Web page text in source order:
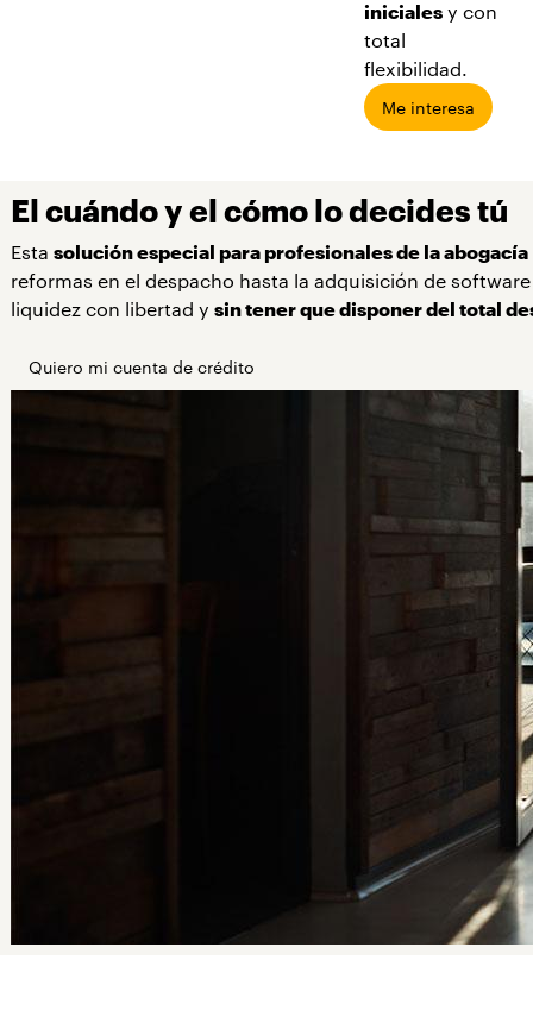
iniciales y con
total
flexibilidad.
Me interesa
El cuándo y el cómo lo decides tú
Esta solución especial para profesionales de la abogacía
reformas en el despacho hasta la adquisición de
liquidez con libertad y sin tener que disponer del total
Quiero mi cuenta de crédito